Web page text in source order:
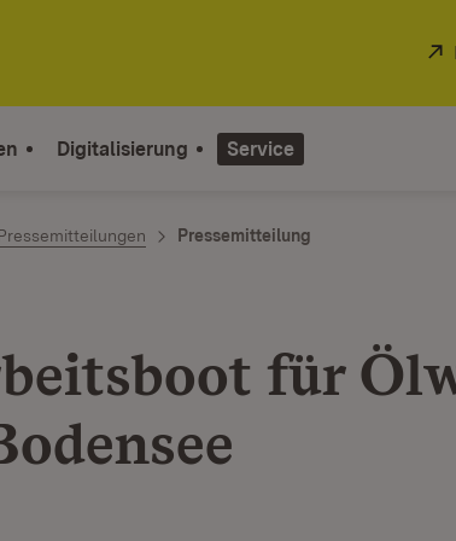
Digitalisierung Service
Pressemitteilung
für